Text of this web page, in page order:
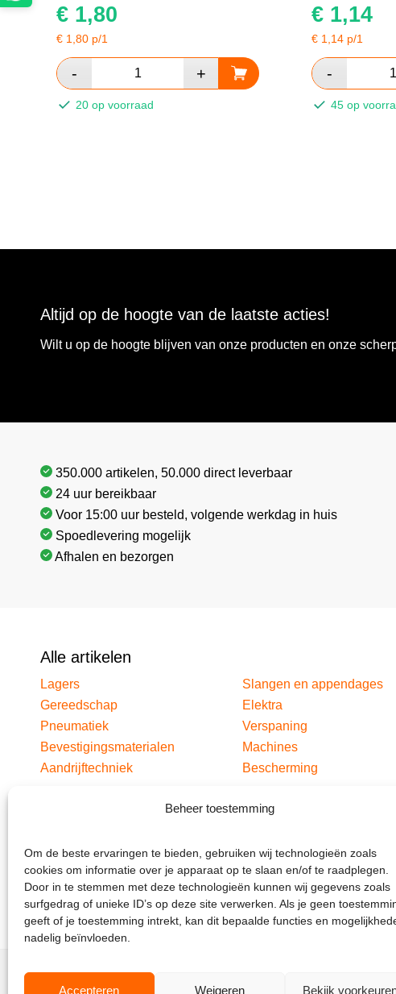
Beheer toestemming
Om de beste ervaringen te bieden, gebruiken wij technologieën zoals
cookies om informatie over je apparaat op te slaan en/of te raadplegen.
Door in te stemmen met deze technologieën kunnen wij gegevens zoals
surfgedrag of unieke ID’s op deze site verwerken. Als je geen
geeft of je toestemming intrekt, kan dit bepaalde functies en
nadelig beïnvloeden.
Accepteren Weigeren Bekijk
€ 1,80
€ 1,80 p/1
20 op voorraad
€ 1,14
€ 1,14 p/1
45 op
Altijd op de hoogte van de laatste acties!
Wilt u op de hoogte blijven van onze producten en onze
350.000 artikelen, 50.000 direct leverbaar
24 uur bereikbaar
Voor 15:00 uur besteld, volgende werkdag in huis
Spoedlevering mogelijk
Afhalen en bezorgen
Alle artikelen
Lagers
Gereedschap
Pneumatiek
Bevestigingsmaterialen
Aandrijftechniek
Slangen en appendages
Elektra
Verspaning
Machines
Bescherming